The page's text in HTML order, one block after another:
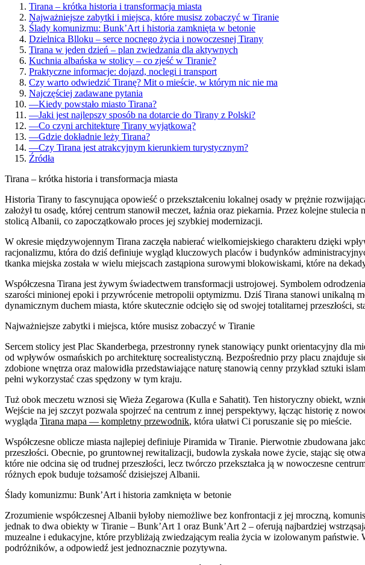
Tirana – krótka historia i transformacja miasta
Najważniejsze zabytki i miejsca, które musisz zobaczyć w Tiranie
Ślady komunizmu: Bunk’Art i historia zamknięta w betonie
Dzielnica Blloku – serce nocnego życia i nowoczesnej Tirany
Tirana w jeden dzień – plan zwiedzania dla aktywnych
Kuchnia albańska w stolicy – co zjeść w Tiranie?
Praktyczne informacje: dojazd, noclegi i transport
Czy warto odwiedzić Tiranę? Mit o mieście, w którym nic nie ma
Najczęściej zadawane pytania
—Kiedy powstało miasto Tirana?
—Jaki jest najlepszy sposób na dotarcie do Tirany z Polski?
—Co czyni architekturę Tirany wyjątkową?
—Gdzie dokładnie leży Tirana?
—Czy Tirana jest atrakcyjnym kierunkiem turystycznym?
Źródła
Tirana – krótka historia i transformacja miasta
Historia Tirany to fascynująca opowieść o przekształceniu lokalnej osady w prężnie
założył tu osadę, której centrum stanowił meczet, łaźnia oraz piekarnia. Przez kolejne
stolicą Albanii, co zapoczątkowało proces jej szybkiej modernizacji.
W okresie międzywojennym Tirana zaczęła nabierać wielkomiejskiego charakteru dzięki
racjonalizmu, która do dziś definiuje wygląd kluczowych placów i budynków
tkanka miejska została w wielu miejscach zastąpiona surowymi blokowiskami, które na
Współczesna Tirana jest żywym świadectwem transformacji ustrojowej. Symbolem
szarości minionej epoki i przywrócenie metropolii optymizmu. Dziś Tirana stanowi unikalną
dynamicznym duchem miasta, które skutecznie odcięło się od swojej totalitarnej przeszłości,
Najważniejsze zabytki i miejsca, które musisz zobaczyć w Tiranie
Sercem stolicy jest Plac Skanderbega, przestronny rynek stanowiący punkt orientacyjny dla
od wpływów osmańskich po architekturę socrealistyczną. Bezpośrednio przy placu
zdobione wnętrza oraz malowidła przedstawiające naturę stanowią cenny przykład sztuki
pełni wykorzystać czas spędzony w tym kraju.
Tuż obok meczetu wznosi się Wieża Zegarowa (Kulla e Sahatit). Ten historyczny obiekt,
Wejście na jej szczyt pozwala spojrzeć na centrum z innej perspektywy, łącząc historię z
wygląda Tirana mapa — kompletny przewodnik, która ułatwi Ci poruszanie się po mieście.
Współczesne oblicze miasta najlepiej definiuje Piramida w Tiranie. Pierwotnie zbudowana
przeszłości. Obecnie, po gruntownej rewitalizacji, budowla zyskała nowe życie, stając się
które nie odcina się od trudnej przeszłości, lecz twórczo przekształca ją w nowoczesne
różnych epok buduje tożsamość dzisiejszej Albanii.
Ślady komunizmu: Bunk’Art i historia zamknięta w betonie
Zrozumienie współczesnej Albanii byłoby niemożliwe bez konfrontacji z jej mroczną,
jednak to dwa obiekty w Tiranie – Bunk’Art 1 oraz Bunk’Art 2 – oferują najbardziej
muzealne i edukacyjne, które przybliżają zwiedzającym realia życia w izolowanym państwie.
podróżników, a odpowiedź jest jednoznacznie pozytywna.